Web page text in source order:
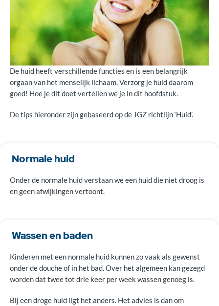
De huid heeft verschillende functies en is een belangrijk
orgaan van het menselijk lichaam. Verzorg je huid daarom
goed! Hoe je dit doet vertellen we je in dit hoofdstuk.
De tips hieronder zijn gebaseerd op de JGZ richtlijn ‘Huid’.
Normale huid
Onder de normale huid verstaan we een huid die niet droog is
en geen afwijkingen vertoont.
Wassen en baden
Kinderen met een normale huid kunnen zo vaak als gewenst
onder de douche of in het bad. Over het algemeen kan gezegd
worden dat twee tot drie keer per week wassen genoeg is.
Bij een droge huid ligt het anders. Het advies is dan om